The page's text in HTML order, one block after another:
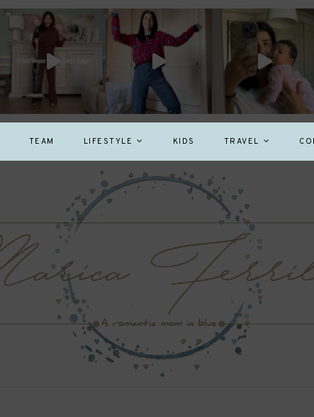
TEAM LIFESTYLE KIDS TRAVEL